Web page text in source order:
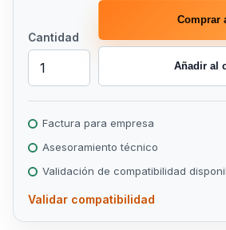
Cantidad
Comprar
Añadir al
Factura para empresa
Asesoramiento técnico
Validación de compatibilidad
Validar compatibilidad